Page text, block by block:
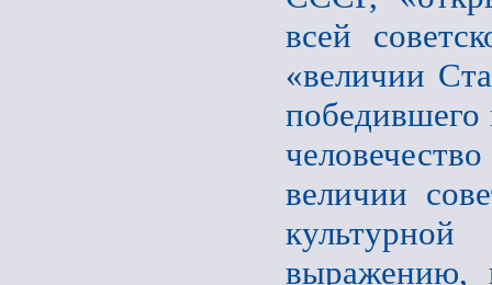
всей
«величии
величии
выражению,